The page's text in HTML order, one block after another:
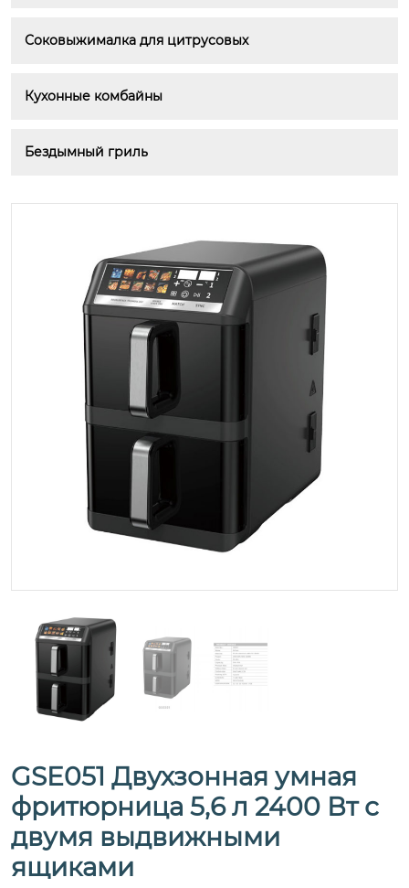
Соковыжималка для цитрусовых
Кухонные комбайны
Бездымный гриль
GSE051 Двухзонная умная
фритюрница 5,6 л 2400 Вт с
двумя выдвижными
ящиками